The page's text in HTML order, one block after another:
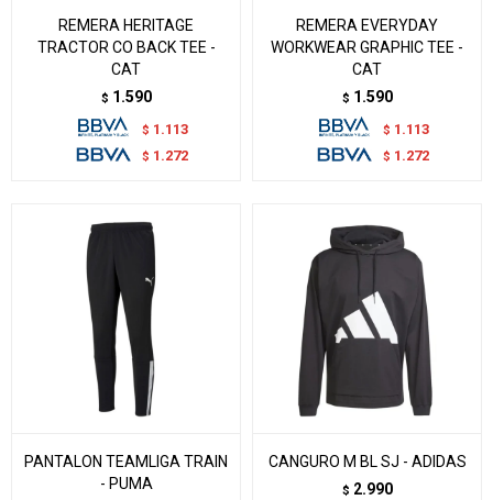
REMERA HERITAGE
TRACTOR CO BACK TEE -
CAT
$ 1.590
$ 1.113
$ 1.272
REMERA EVERYDAY
WORKWEAR GRAPHIC TEE -
CAT
$ 1.590
$ 1.113
$ 1.272
PANTALON TEAMLIGA TRAIN
- PUMA
CANGURO M BL SJ - ADIDAS
$ 2.990